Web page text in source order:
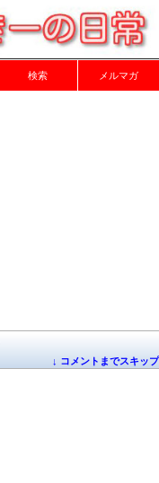
検索 メルマガ
↓ コメントまでスキップ